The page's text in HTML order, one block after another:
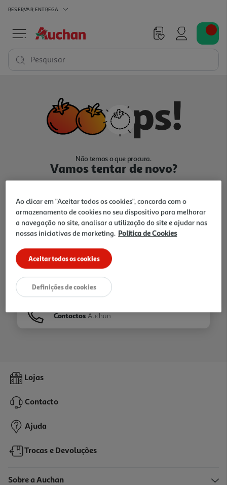
RESERVAR ENTREGA
Pesquisar
Não temos o que procura.
Vamos tentar de novo?
Ir para Homepage
Folhetos
Contactos Auchan
Lojas
Contacto
Ajuda
Trocas e Devoluções
Sobre a Auchan
Ao clicar em "Aceitar todos os cookies", concorda com o
armazenamento de cookies no seu dispositivo para melhorar
a navegação no site, analisar a utilização do site e ajudar nas
nossas iniciativas de marketing. Política de Cookies
Aceitar todos os cookies
Definições de cookies